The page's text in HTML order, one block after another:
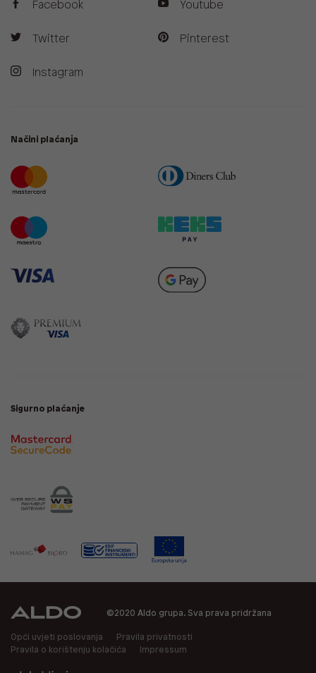
Facebook
Twitter
Instagram
Youtube
Pinterest
Načini plaćanja
Sigurno plaćanje
©2020 Aldo grupa. Sva prava pridržana
Opći uvjeti poslovanja
Pravila privatnosti
Pravila o korištenju kolačića
Impressum